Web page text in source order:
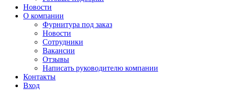
Новости
О компании
Фурнитура под заказ
Новости
Сотрудники
Вакансии
Отзывы
Написать руководителю компании
Контакты
Вход